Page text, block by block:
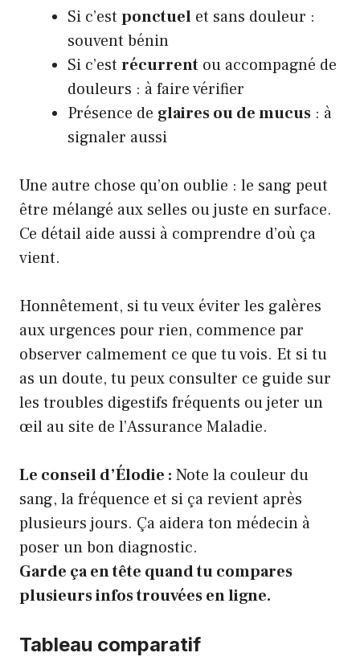
Si c’est ponctuel et sans douleur :
souvent bénin
Si c’est récurrent ou accompagné de
douleurs : à faire vérifier
Présence de glaires ou de mucus : à
signaler aussi
Une autre chose qu’on oublie : le sang peut
être mélangé aux selles ou juste en surface.
Ce détail aide aussi à comprendre d’où ça
vient.
Honnêtement, si tu veux éviter les galères
aux urgences pour rien, commence par
observer calmement ce que tu vois. Et si tu
as un doute, tu peux consulter ce guide sur
les troubles digestifs fréquents ou jeter un
œil au site de l’Assurance Maladie.
Le conseil d’Élodie : Note la couleur du
sang, la fréquence et si ça revient après
plusieurs jours. Ça aidera ton médecin à
poser un bon diagnostic.
Garde ça en tête quand tu compares
plusieurs infos trouvées en ligne.
Tableau comparatif